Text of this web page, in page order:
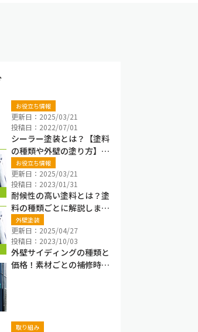
お役立ち情報
更新日：2025/03/21
投稿日：2022/07/01
シーラー塗装とは？【塗料
の種類や外壁の塗り方】プ
ライマーの違いも解説
お役立ち情報
更新日：2025/03/21
投稿日：2023/01/31
耐候性の高い塗料とは？塗
料の種類ごとに解説しま
す！
外壁塗装
更新日：2025/04/27
投稿日：2023/10/03
外壁サイディングの種類と
価格！素材ごとの補修時期
取り組み